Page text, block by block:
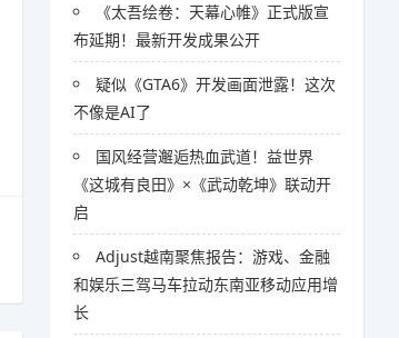
《太吾绘卷：天幕心帷》正式版宣
布延期！最新开发成果公开
疑似《GTA6》开发画面泄露！这次
不像是AI了
国风经营邂逅热血武道！益世界
《这城有良田》×《武动乾坤》联动开
启
Adjust越南聚焦报告：游戏、金融
和娱乐三驾马车拉动东南亚移动应用增
长